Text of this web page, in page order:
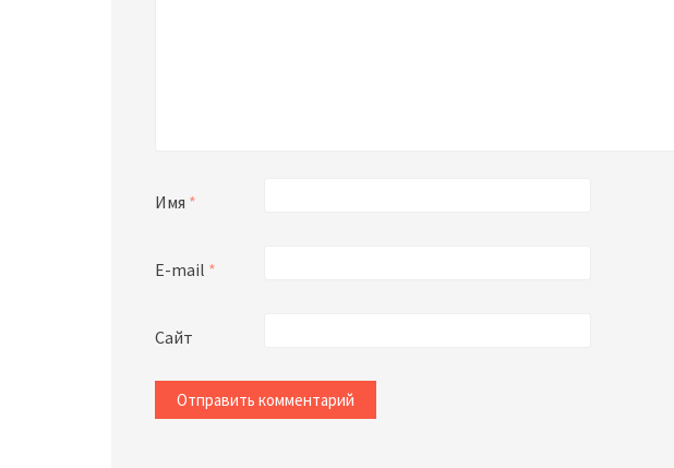
Имя *
E-mail *
Сайт